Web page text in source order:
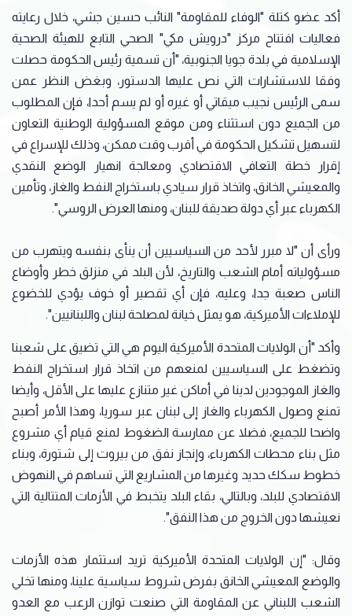
أكد عضو كتلة "الوفاء للمقاومة" النائب حسين جشي، خلال رعايته
فعاليات افتتاح مركز "درويش مكي" الصحي التابع للهيئة الصحية
الإسلامية في بلدة جويا الجنوبية، "أن تسمية رئيس الحكومة حصلت
وفقا للاستشارات التي نص عليها الدستور، وبغض النظر عمن
سمى الرئيس نجيب ميقاتي أو غيره أو لم يسم أحدا، فإن المطلوب
من الجميع دون استثناء ومن موقع المسؤولية الوطنية التعاون
لتسهيل تشكيل الحكومة في أقرب وقت ممكن، وذلك للإسراع في
إقرار خطة التعافي الاقتصادي ومعالجة انهيار الوضع النقدي
والمعيشي الخانق، واتخاذ قرار سيادي باستخراج النفط والغاز، وتأمين
الكهرباء عبر أي دولة صديقة للبنان، ومنها العرض الروسي".
ورأى أن "لا مبرر لأحد من السياسيين أن ينأى بنفسه ويتهرب من
مسؤولياته أمام الشعب والتاريخ، لأن البلد في منزلق خطر وأوضاع
الناس صعبة جدا، وعليه، فإن أي تقصير أو خوف يؤدي للخضوع
للإملاءات الأميركية، هو يمثل خيانة لمصلحة لبنان واللبنانيين".
وأكد "أن الولايات المتحدة الأميركية اليوم هي التي تضيق على شعبنا
وتضغط على السياسيين لمنعهم من اتخاذ قرار استخراج النفط
والغاز الموجودين لدينا في أماكن غير متنازع عليها على الأقل، وأيضا
تمنع وصول الكهرباء والغاز إلى لبنان عبر سوريا، وهذا الأمر أصبح
واضحا للجميع، فضلا عن ممارسة الضغوط لمنع قيام أي مشروع
مثل بناء محطات الكهرباء، وإنجاز نفق من بيروت إلى شتورة، وبناء
خطوط سكك حديد وغيرها من المشاريع التي تساهم في النهوض
الاقتصادي للبلد، وبالتالي، بقاء البلد يتخبط في الأزمات المتتالية التي
نعيشها دون الخروج من هذا النفق".
وقال: "إن الولايات المتحدة الأميركية تريد استثمار هذه الأزمات
والوضع المعيشي الخانق بفرض شروط سياسية علينا، ومنها تخلي
الشعب اللبناني عن المقاومة التي صنعت توازن الرعب مع العدو